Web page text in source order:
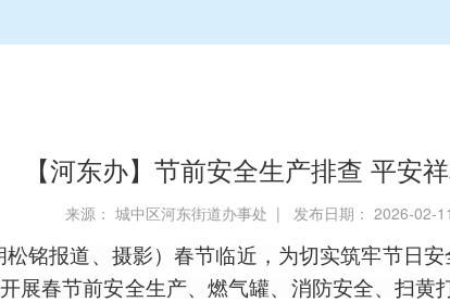
【河东办】节前安全生产排查 平安
来源： 城中区河东街道办事处 | 发布日期： 2026-02-
松铭报道、摄影）春节临近，为切实筑牢节日
展春节前安全生产、燃气罐、消防安全、扫